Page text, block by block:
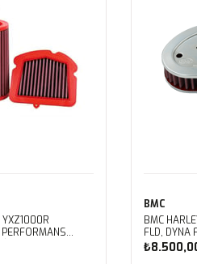
YXZ1000R
FM01128
BMC
BMC
FLD, DYNA
FXDBB,
FXDF,